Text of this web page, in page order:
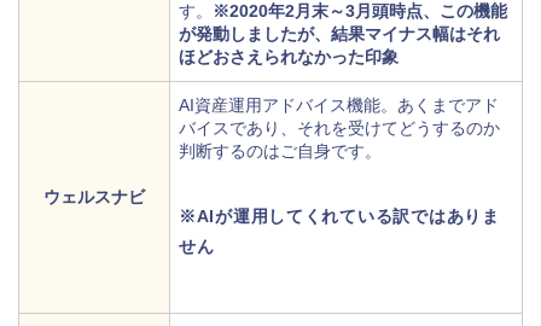
す。
※2020年2月末～3月頭時点、この機能
が発動しましたが、結果マイナス幅はそれ
ほどおさえられなかった印象
ウェルスナビ
AI資産運用アドバイス機能。あくまでアド
バイスであり、それを受けてどうするのか
判断するのはご自身です。
※AIが運用してくれている訳ではありま
せん